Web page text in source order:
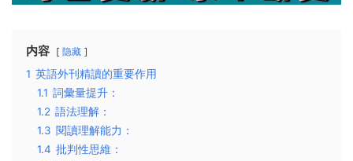
内容 隐藏
1 英語外刊精讀的重要作用
1.1 詞彙量提升：
1.2 語法理解：
1.3 閱讀理解能力：
1.4 批判性思維：